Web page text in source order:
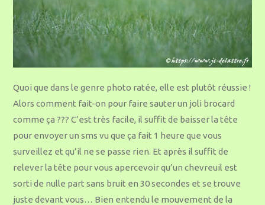
Quoi que dans le genre photo ratée, elle est plutôt réussie !
Alors comment fait-on pour faire sauter un joli brocard
comme ça ??? C’est très facile, il suffit de baisser la tête
pour envoyer un sms vu que ça fait 1 heure que vous
surveillez et qu’il ne se passe rien. Et après il suffit de
relever la tête pour vous apercevoir qu’un chevreuil est
sorti de nulle part sans bruit en 30 secondes et se trouve
juste devant vous… Bien entendu le mouvement de la